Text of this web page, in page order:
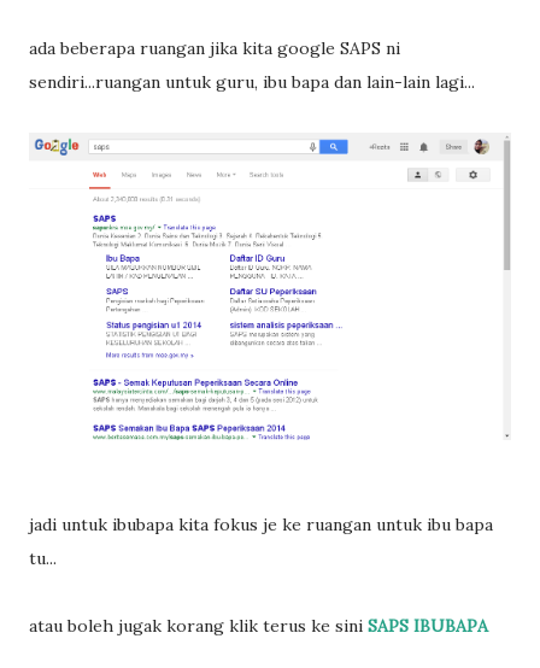
ada beberapa ruangan jika kita google SAPS ni
sendiri...ruangan untuk guru, ibu bapa dan lain-lain lagi...
jadi untuk ibubapa kita fokus je ke ruangan untuk ibu bapa
tu...
atau boleh jugak korang klik terus ke sini SAPS IBUBAPA